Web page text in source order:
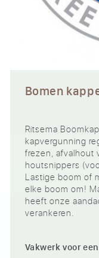
Bomen
Ritsema
kapvergunning
frezen, afvalhout
houtsnippers
Lastige boom of
elke boom om!
heeft onze
verankeren.
Vakwerk voor